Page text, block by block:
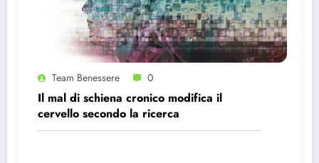
Team Benessere 0
Il mal di schiena cronico modifica il
cervello secondo la ricerca